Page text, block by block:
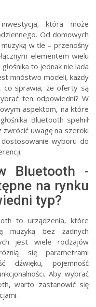
która może
Od domowych
w tle – przenośny
elementem wielu
to jednak nie lada
mnóstwo modeli, każdy
co sprawia, że oferty są
ten odpowiedni? W
aspektom, na które
Bluetooth spełnił
uwagę na szeroki
wyboru do
Bluetooth -
na rynku
typ?
to urządzenia, które
muzyką bez żadnych
jest wiele rodzajów
się parametrami
dźwięku, pojemność
Aby wybrać
warto zastanowić się